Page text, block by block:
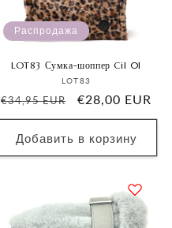
Распродажа
LOT83 Сумка-шоппер Cil 01
Продавец:
LOT83
Обычная
цена
€34,95 EUR
Цена
со
скидкой
€28,00 EUR
Добавить в корзину